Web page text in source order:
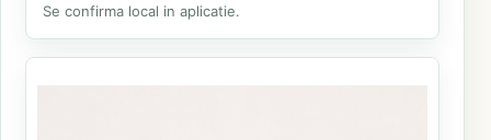
Se confirma local in aplicatie.